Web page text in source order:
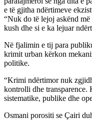
e të gjitha ndërtimeve
“Nuk do të lejoj askënd
kush dhe si e ka lejuar
Në fjalimin e tij para
krimit urban kërkon
politike.
“Krimi ndërtimor nuk
kontrolli dhe transparence.
sistematike, publike dhe
Osmani porositi se Çairi